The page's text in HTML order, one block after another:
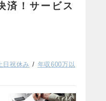
済！サービス
日祝休み
年収600万以